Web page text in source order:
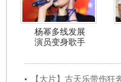
杨幂多线发展
演员变身歌手
【大片】古天乐带伤狂